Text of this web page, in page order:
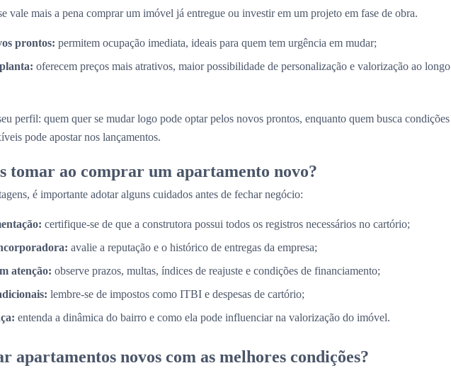
vale mais a pena comprar um imóvel já entregue ou investir em um projeto em fase de obra.
prontos: permitem ocupação imediata, ideais para quem tem urgência em mudar;
oferecem preços mais atrativos, maior possibilidade de personalização e valorização ao longo
perfil: quem quer se mudar logo pode optar pelos novos prontos, enquanto quem busca condições
pode apostar nos lançamentos.
tomar ao comprar um apartamento novo?
é importante adotar alguns cuidados antes de fechar negócio:
certifique-se de que a construtora possui todos os registros necessários no cartório;
avalie a reputação e o histórico de entregas da empresa;
atenção: observe prazos, multas, índices de reajuste e condições de financiamento;
lembre-se de impostos como ITBI e despesas de cartório;
entenda a dinâmica do bairro e como ela pode influenciar na valorização do imóvel.
apartamentos novos com as melhores condições?